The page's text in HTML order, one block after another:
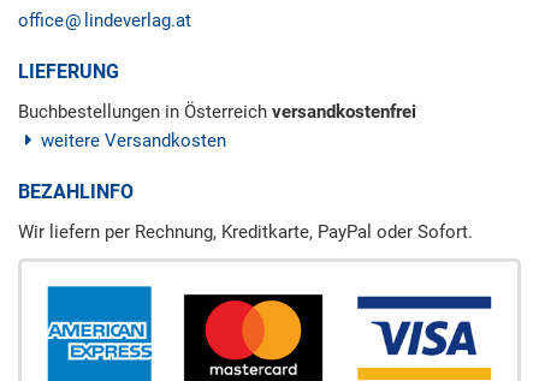
office
lindeverlag.at
LIEFERUNG
Buchbestellungen in Österreich versandkostenfrei
weitere Versandkosten
BEZAHLINFO
Wir liefern per Rechnung, Kreditkarte, PayPal oder Sofort.